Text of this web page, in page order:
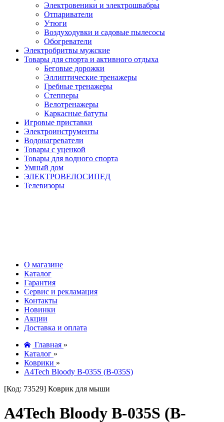
Электровеники и электрошвабры
Отпариватели
Утюги
Воздуходувки и садовые пылесосы
Обогреватели
Электробритвы мужские
Товары для спорта и активного отдыха
Беговые дорожки
Эллиптические тренажеры
Гребные тренажеры
Степперы
Велотренажеры
Каркасные батуты
Игровые приставки
Электроинструменты
Водонагреватели
Товары с уценкой
Товары для водного спорта
Умный дом
ЭЛЕКТРОВЕЛОСИПЕД
Телевизоры
О магазине
Каталог
Гарантия
Сервис и рекламация
Контакты
Новинки
Акции
Доставка и оплата
Главная »
Каталог »
Коврики »
A4Tech Bloody B-035S (B-035S)
[Код: 73529] Коврик для мыши
A4Tech Bloody B-035S (B-